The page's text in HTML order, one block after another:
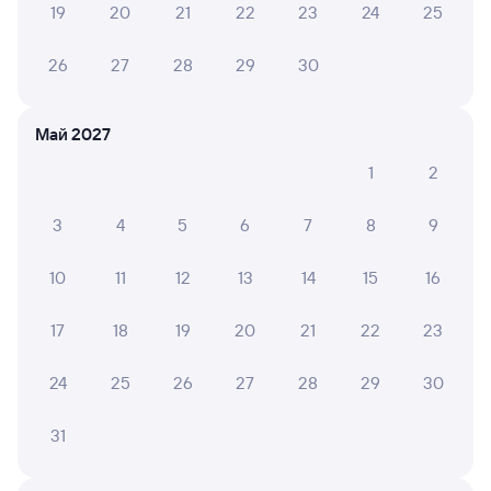
Подробные ответы на вопросы о поездке или
Оформление без регистрации на сайте
Нет душа. Это минус.
19 20 21 22 23 24 25
26 27 28 29 30
Май 2027
1
2
3 4 5 6 7 8 9
10 11 12 13 14 15 16
17 18 19 20 21 22 23
24 25 26 27 28 29 30
31